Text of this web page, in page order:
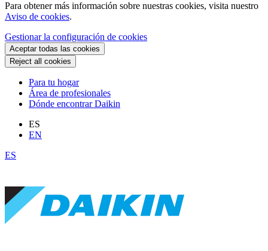
Para obtener más información sobre nuestras cookies, visita nuestro
Aviso de cookies.
Gestionar la configuración de cookies
Aceptar todas las cookies
Reject all cookies
Para tu hogar
Área de profesionales
Dónde encontrar Daikin
ES
EN
ES